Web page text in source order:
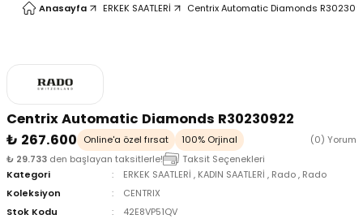
Anasayfa ERKEK SAATLERİ Centrix Automatic Diamonds
Centrix Automatic Diamonds R30230922
₺ 267.600
Online'a özel fırsat 100% Orjinal
(0) Yorum
₺ 29.733 den başlayan taksitlerle!
Taksit Seçenekleri
Kategori
ERKEK SAATLERİ , KADIN SAATLERİ , Rado, Rado
Koleksiyon
CENTRIX
Stok Kodu
42E8VP51QV